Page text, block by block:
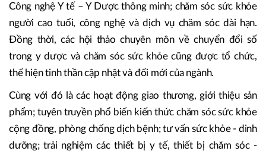
Công nghệ Y tế – Y Dược thông minh; chăm sóc sức khỏe
người cao tuổi, công nghệ và dịch vụ chăm sóc dài hạn.
Đồng thời, các hội thảo chuyên môn về chuyển đổi số
trong y dược và chăm sóc sức khỏe cũng được tổ chức,
thể hiện tinh thần cập nhật và đổi mới của ngành.
Cùng với đó là các hoạt động giao thương, giới thiệu sản
phẩm; tuyên truyền phổ biến kiến thức chăm sóc sức khỏe
cộng đồng, phòng chống dịch bệnh; tư vấn sức khỏe - dinh
dưỡng; trải nghiệm các thiết bị y tế, thiết bị chăm sóc -